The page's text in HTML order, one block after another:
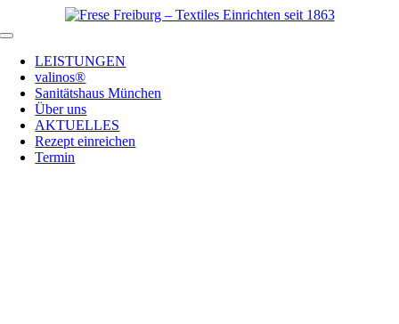
Inhalt
Toggle
NavigationLEISTUNGEN
valinos®
Sanitätshaus München
Über uns
AKTUELLES
Rezept einreichen
Termin